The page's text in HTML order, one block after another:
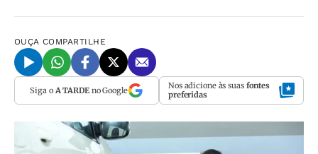
OUÇA COMPARTILHE
Siga o A TARDEno Google Nos adicione às suas fontes
preferidas